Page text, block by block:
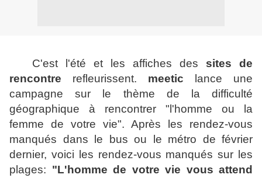
C'est l'été et les affiches des sites de
rencontre refleurissent. meetic lance une
campagne sur le thème de la difficulté
géographique à rencontrer "l'homme ou la
femme de votre vie". Après les rendez-vous
manqués dans le bus ou le métro de février
dernier, voici les rendez-vous manqués sur les
plages: "L'homme de votre vie vous attend